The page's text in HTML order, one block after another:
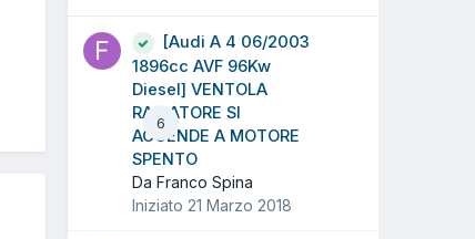
6
[Audi A 4 06/2003
1896cc AVF 96Kw
Diesel] VENTOLA
RADIATORE SI
ACCENDE A MOTORE
SPENTO
Da Franco Spina
Iniziato 21 Marzo 2018